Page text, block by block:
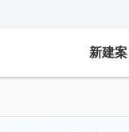
新建案